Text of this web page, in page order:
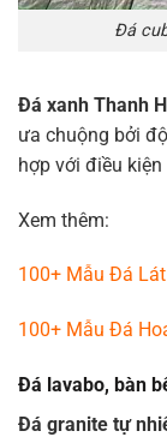
Đá
Đá xanh Thanh
ưa chuộng bởi
hợp với điều
Xem thêm:
100+ Mẫu Đá
100+ Mẫu Đá
Đá lavabo, bàn
Đá granite tự